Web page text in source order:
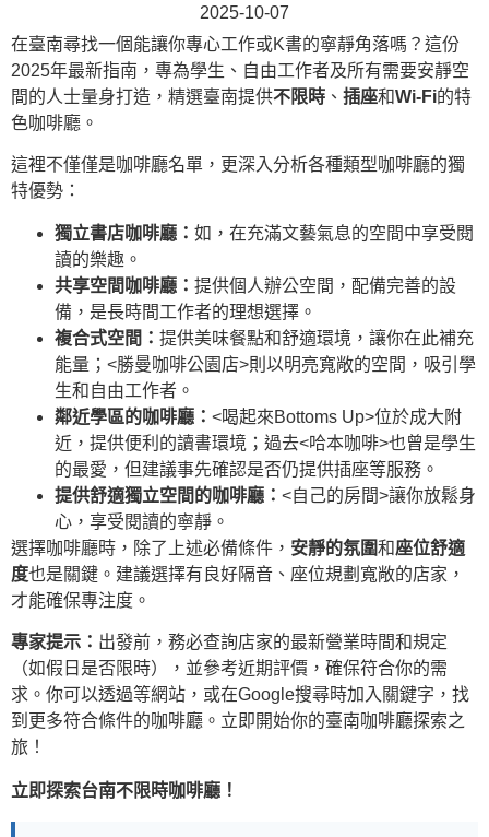
2025-10-07
在臺南尋找一個能讓你專心工作或K書的寧靜角落嗎？這份
2025年最新指南，專為學生、自由工作者及所有需要安靜空
間的人士量身打造，精選臺南提供不限時 、 插座和Wi-Fi的特
色咖啡廳。
這裡不僅僅是咖啡廳名單，更深入分析各種類型咖啡廳的獨
特優勢：
獨立書店咖啡廳： 如 ，在充滿文藝氣息的空間中享受閱
讀的樂趣。
共享空間咖啡廳： 提供個人辦公空間，配備完善的設
備，是長時間工作者的理想選擇。
複合式空間： 提供美味餐點和舒適環境，讓你在此補充
能量；<勝曼咖啡公園店>則以明亮寬敞的空間，吸引學
生和自由工作者。
鄰近學區的咖啡廳： <喝起來Bottoms Up>位於成大附
近，提供便利的讀書環境；過去<哈本咖啡>也曾是學生
的最愛，但建議事先確認是否仍提供插座等服務。
提供舒適獨立空間的咖啡廳： <自己的房間>讓你放鬆身
心，享受閱讀的寧靜。
選擇咖啡廳時，除了上述必備條件， 安靜的氛圍和座位舒適
度也是關鍵。建議選擇有良好隔音、座位規劃寬敞的店家，
才能確保專注度。
專家提示： 出發前，務必查詢店家的最新營業時間和規定
（如假日是否限時），並參考近期評價，確保符合你的需
求。你可以透過等網站，或在Google搜尋時加入關鍵字，找
到更多符合條件的咖啡廳。立即開始你的臺南咖啡廳探索之
旅！
立即探索台南不限時咖啡廳！